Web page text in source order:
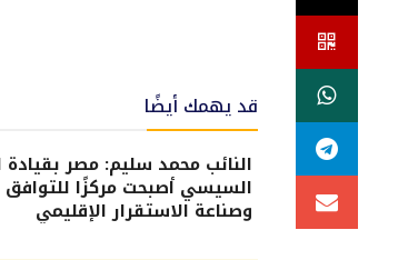
قد يهمك أيضًا
النائب محمد سليم: مصر بقيادة
السيسي أصبحت مركزًا للتوافق
وصناعة الاستقرار الإقليمي